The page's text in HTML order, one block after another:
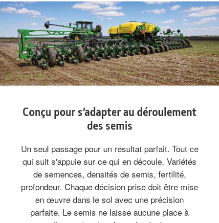
Conçu pour s’adapter au déroulement
des semis
Un seul passage pour un résultat parfait. Tout ce
qui suit s'appuie sur ce qui en découle. Variétés
de semences, densités de semis, fertilité,
profondeur. Chaque décision prise doit être mise
en œuvre dans le sol avec une précision
parfaite. Le semis ne laisse aucune place à